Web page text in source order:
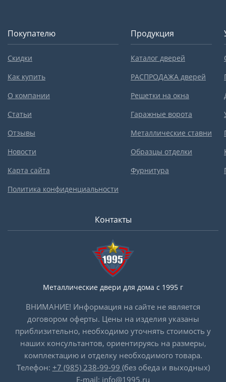
Покупателю
Скидки
Как купить
О компании
Статьи
Отзывы
Новости
Карта сайта
Политика конфиденциальности
Продукция
Каталог дверей
РАСПРОДАЖА дверей
Решетки на окна
Гаражные ворота
Металлические ставни
Образцы отделки
Фурнитура
Контакты
Металлические двери для дома с 1995 г
ВНИМАНИЕ! Информация на сайте не является
договором оферты. Цены на изделия указаны
приблизительно, необходимо уточнять стоимость у
наших консультантов, ориентируясь на размеры,
комплектацию и отделку необходимого товара.
Телефон: +7 (985) 238-99-99 (без обеда и выходных)
E-mail: info@1995.ru